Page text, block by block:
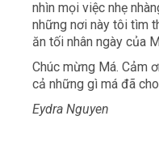
nhìn mọi việc nhẹ
những nơi này tôi tìm
ăn tối nhân ngày của
Chúc mừng Má. Cảm
cả những gì má đã
Eydra Nguyen